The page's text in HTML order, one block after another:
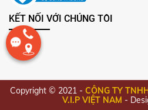
KẾT NỐI VỚI CHÚNG TÔI
Copyright © 2021 - CÔNG TY
V.I.P VIỆT NAM -